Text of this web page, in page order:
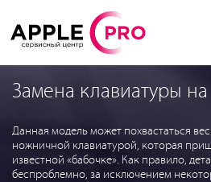
Замена клавиатуры
Данная модель может похвастаться
ножничной клавиатурой, которая
известной «бабочке». Как правило,
беспроблемно, за исключением